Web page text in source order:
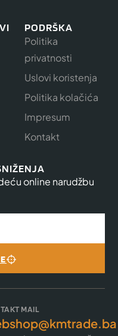
PODRŠKA
Politika
privatnosti
Uslovi koristenja
Politika kolačića
Impresum
Kontakt
online narudžbu
MAIL